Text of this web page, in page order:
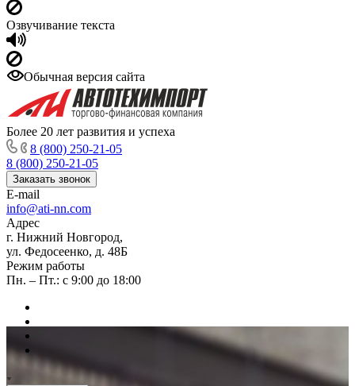
Озвучивание текста
Обычная версия сайта
Более 20 лет развития и успеха
8 (800) 250-21-05
8 (800) 250-21-05
Заказать звонок
E-mail
info@ati-nn.com
Адрес
г. Нижний Новгород,
ул. Федосеенко, д. 48Б
Режим работы
Пн. – Пт.: с 9:00 до 18:00